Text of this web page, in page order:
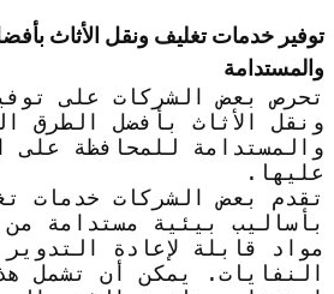
توفير خدمات تغليف ونقل الأثاث
والمستدامة
تحرص بعض الشركات على
ونقل الأثاث بأفضل الطرق
والمستدامة للمحافظة على
عليها.
تقدم بعض الشركات خدمات
بأساليب بيئية مستدامة من
مواد قابلة لإعادة
النفايات. يمكن أن تشمل